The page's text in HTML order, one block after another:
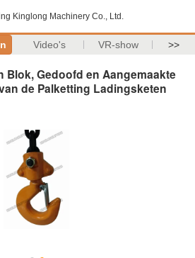
Kinglong Machinery Co., Ltd.
Video's VR-show >>
Blok, Gedoofd en Aangemaakte
de Palketting Ladingsketen